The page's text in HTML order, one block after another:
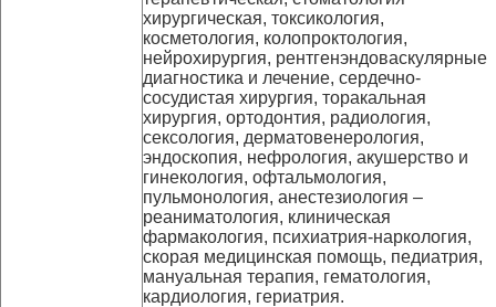
хирургическая, токсикология,
косметология, колопроктология,
нейрохирургия, рентгенэндоваскулярные
диагностика и лечение, сердечно-
сосудистая хирургия, торакальная
хирургия, ортодонтия, радиология,
сексология, дерматовенерология,
эндоскопия, нефрология, акушерство и
гинекология, офтальмология,
пульмонология, анестезиология –
реаниматология, клиническая
фармакология, психиатрия-наркология,
скорая медицинская помощь, педиатрия,
мануальная терапия, гематология,
кардиология, гериатрия.